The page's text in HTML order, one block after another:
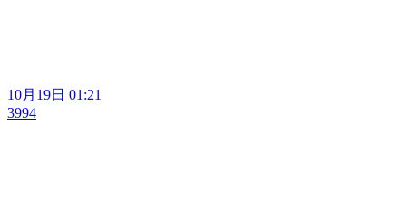
10月19日 01:21
3994